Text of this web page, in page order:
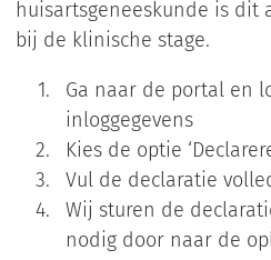
huisartsgeneeskunde is dit
bij de klinische stage.
Ga naar de portal en
inloggegevens
Kies de optie
Vul de declaratie
Wij sturen de
nodig door naar de